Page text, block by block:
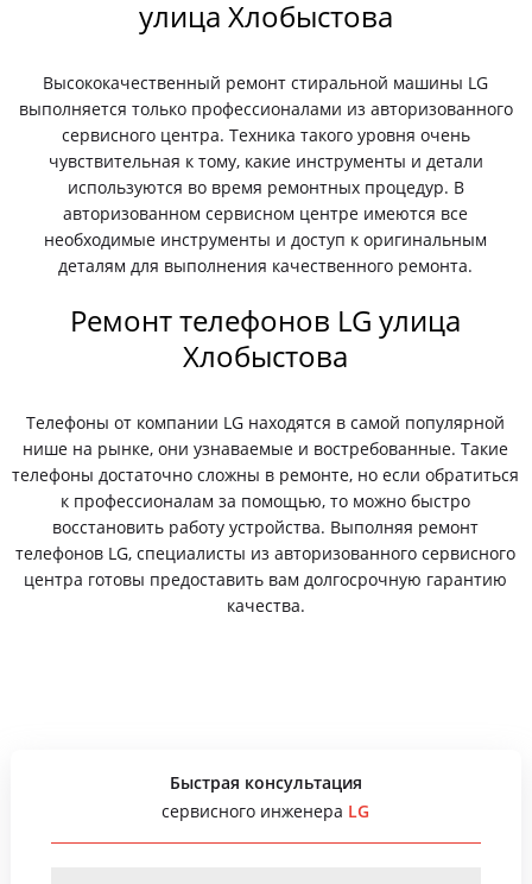
улица Хлобыстова
Высококачественный ремонт стиральной машины LG
выполняется только профессионалами из авторизованного
сервисного центра. Техника такого уровня очень
чувствительная к тому, какие инструменты и детали
используются во время ремонтных процедур. В
авторизованном сервисном центре имеются все
необходимые инструменты и доступ к оригинальным
деталям для выполнения качественного ремонта.
Ремонт телефонов LG улица
Хлобыстова
Телефоны от компании LG находятся в самой популярной
нише на рынке, они узнаваемые и востребованные. Такие
телефоны достаточно сложны в ремонте, но если обратиться
к профессионалам за помощью, то можно быстро
восстановить работу устройства. Выполняя ремонт
телефонов LG, специалисты из авторизованного сервисного
центра готовы предоставить вам долгосрочную гарантию
качества.
Быстрая консультация
сервисного инженера LG